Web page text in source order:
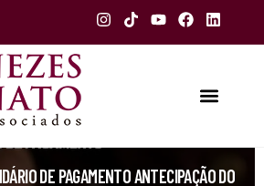
DE PAGAMENTO ANTECIPAÇÃO DO